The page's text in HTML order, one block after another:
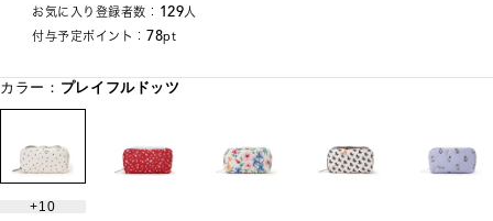
お気に入り登録者数： 129人
付与予定ポイント： 78pt
カラー： プレイフルドッツ
10